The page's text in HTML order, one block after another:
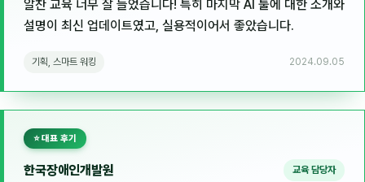
이상미
이인우
임아라
전승빈
알찬 교육 너무 잘 들었습니다! 특히 마지막 AI 툴에 대한 소개와
설명이 최신 업데이트였고, 실용적이어서 좋았습니다.
기획, 스마트 워킹 2024.09.05
⭐ 대표 후기
한국장애인개발원 교육 담당자